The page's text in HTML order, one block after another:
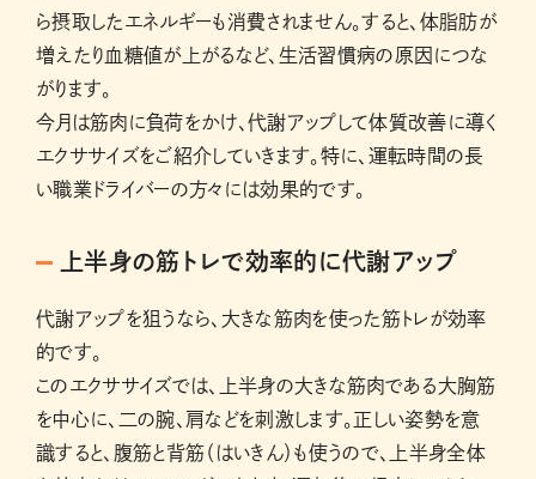
ら摂取したエネルギーも消費されません。すると、体脂肪が
増えたり血糖値が上がるなど、生活習慣病の原因につな
がります。
今月は筋肉に負荷をかけ、代謝アップして体質改善に導く
エクササイズをご紹介していきます。特に、運転時間の長
い職業ドライバーの方々には効果的です。
上半身の筋トレで効率的に代謝アップ
代謝アップを狙うなら、大きな筋肉を使った筋トレが効率
的です。
このエクササイズでは、上半身の大きな筋肉である大胸筋
を中心に、二の腕、肩などを刺激します。正しい姿勢を意
識すると、腹筋と背筋（はいきん）も使うので、上半身全体